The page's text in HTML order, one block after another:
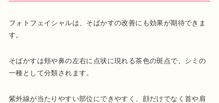
フォトフェイシャルは、そばかすの改善にも効果が期待できま
す。
そばかすは頬や鼻の左右に点状に現れる茶色の斑点で、シミの
一種として分類されます。
紫外線が当たりやすい部位にできやすく、顔だけでなく首や肩